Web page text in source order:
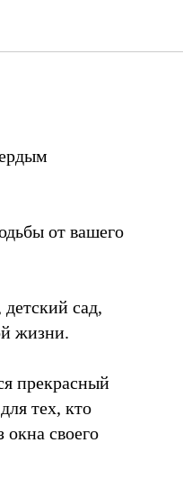
от вашего
сад,
жизни.
прекрасный
тех, кто
своего